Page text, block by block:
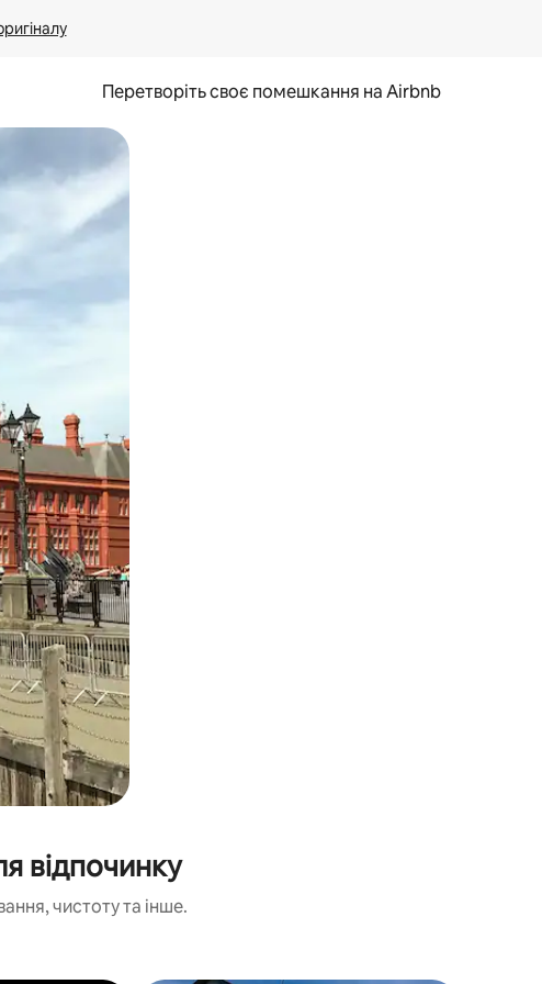
Перетворіть своє помешкання на Airbnb
жести дотику та гортання.
відпочинку
чистоту та інше.